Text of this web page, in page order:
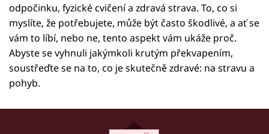
odpočinku, fyzické cvičení a zdravá strava. To, co si
myslíte, že potřebujete, může být často škodlivé, a ať se
vám to líbí, nebo ne, tento aspekt vám ukáže proč.
Abyste se vyhnuli jakýmkoli krutým překvapením,
soustřeďte se na to, co je skutečně zdravé: na stravu a
pohyb.